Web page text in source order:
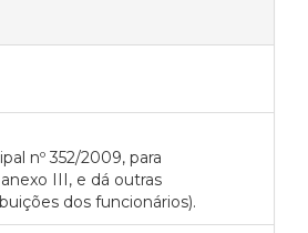
nº 352/2009, para
III, e dá outras
dos funcionários).